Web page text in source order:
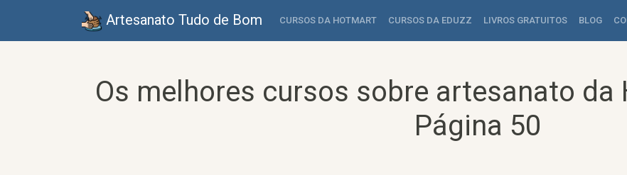
Artesanato Tudo de Bom CURSOS DA HOTMART CURSOS DA EDUZZ LIVROS GRATUITOS BLOG
Os melhores cursos sobre artesanato da
Página 50